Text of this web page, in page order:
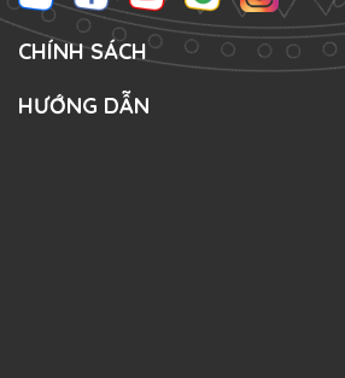
CHÍNH SÁCH
HƯỚNG DẪN